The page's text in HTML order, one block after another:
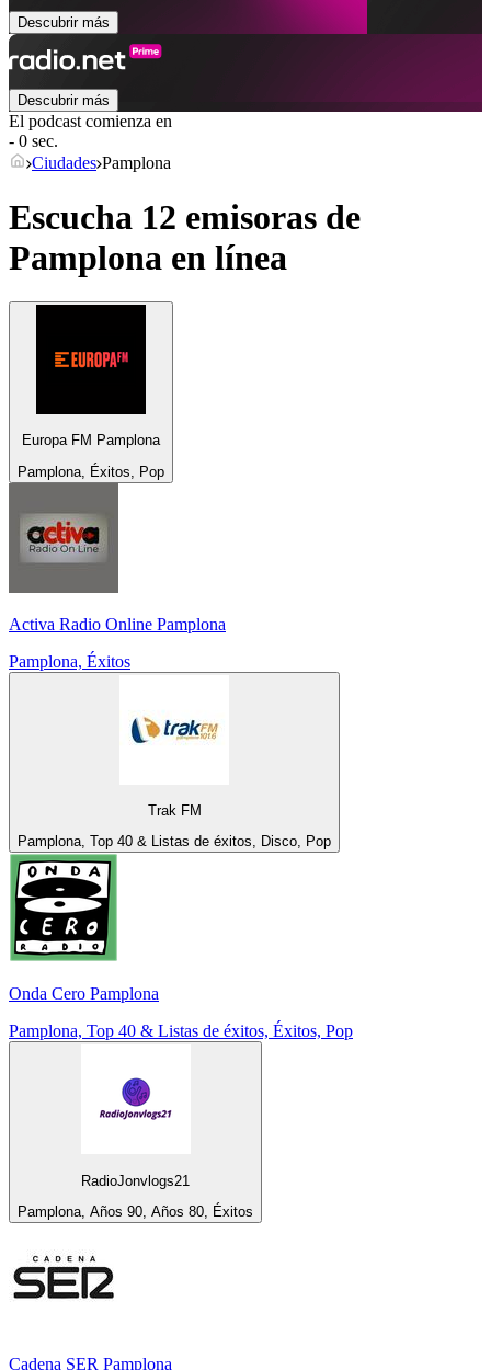
Descubrir más
Descubrir más
El podcast comienza en
- 0 sec.
Ciudades Pamplona
Escucha 12 emisoras de
Pamplona en línea
Europa FM Pamplona
Pamplona, Éxitos, Pop
Activa Radio Online Pamplona
Pamplona, Éxitos
Trak FM
Pamplona, Top 40 & Listas de éxitos, Disco, Pop
Onda Cero Pamplona
Pamplona, Top 40 & Listas de éxitos, Éxitos, Pop
RadioJonvlogs21
Pamplona, Años 90, Años 80, Éxitos
Cadena SER Pamplona